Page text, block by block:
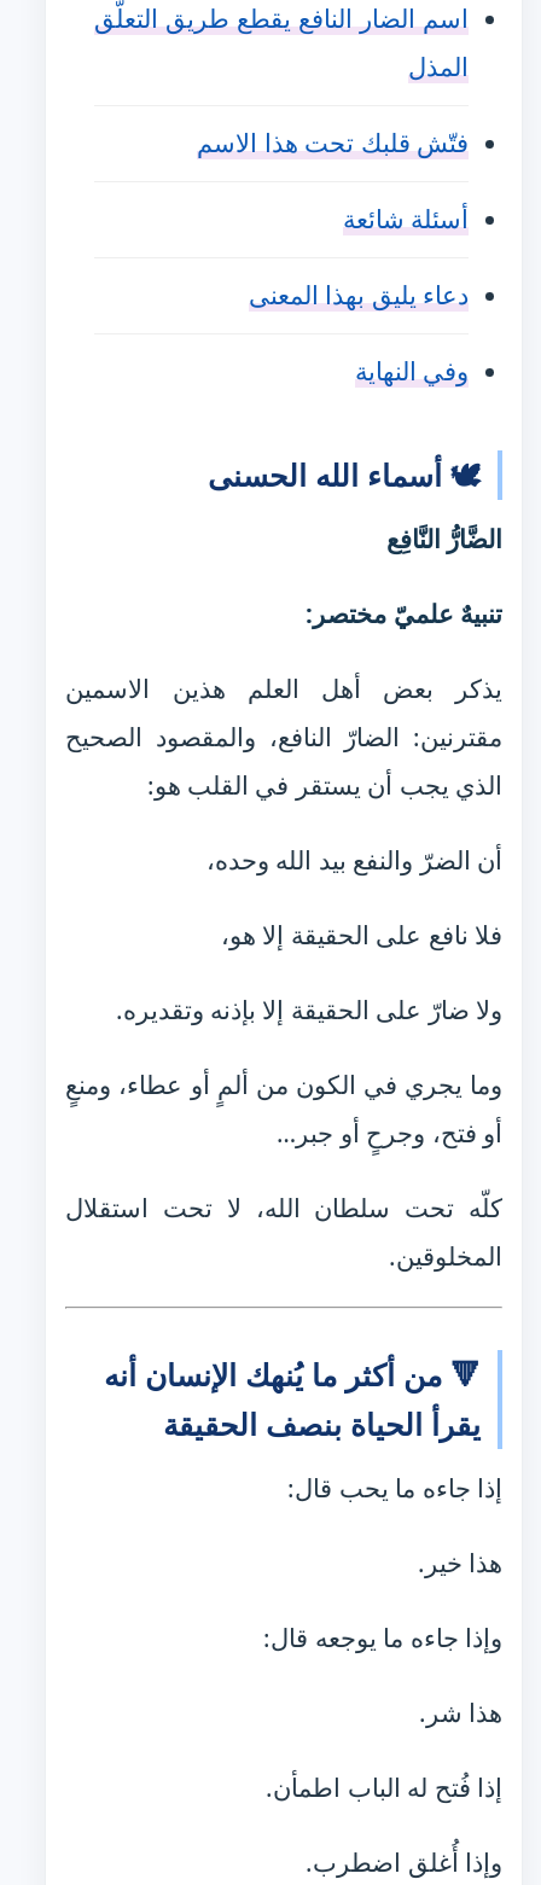
اسم الضار النافع يقطع طريق التعلّق
المذل
فتّش قلبك تحت هذا الاسم
أسئلة شائعة
دعاء يليق بهذا المعنى
وفي النهاية
🕊️ أسماء الله الحسنى
الضَّارُّ النَّافِع
تنبيهٌ علميّ مختصر:
يذكر بعض أهل العلم هذين الاسمين
مقترنين: الضارّ النافع، والمقصود الصحيح
الذي يجب أن يستقر في القلب هو:
أن الضرّ والنفع بيد الله وحده،
فلا نافع على الحقيقة إلا هو،
ولا ضارّ على الحقيقة إلا بإذنه وتقديره.
وما يجري في الكون من ألمٍ أو عطاء، ومنعٍ
أو فتح، وجرحٍ أو جبر…
كلّه تحت سلطان الله، لا تحت استقلال
المخلوقين.
🔻 من أكثر ما يُنهك الإنسان أنه
يقرأ الحياة بنصف الحقيقة
إذا جاءه ما يحب قال:
هذا خير.
وإذا جاءه ما يوجعه قال:
هذا شر.
إذا فُتح له الباب اطمأن.
وإذا أُغلق اضطرب.